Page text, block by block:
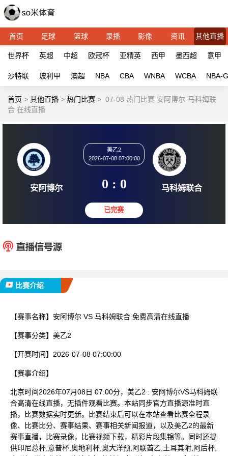
首页 足球 篮球 录播 影像 资讯 其他直播
世界杯 英超 中超 欧冠杯 亚精英 西甲 墨西超 意甲
沙特联 玻利甲 澳超 NBA CBA WNBA WCBA NBA-G
首页 > 其他直播 > 热门比赛 > 07-08 热门比赛 安阿博尔-马科姆联
合 在线直播
2026-07-08 07:00:00
0 : 0
比赛介绍
【赛事名称】 安阿博尔 VS 马科姆联合 免费高清在线直播
【赛事分类】 美乙2
【开赛时间】 2026-07-08 07:00:00
【赛事介绍】
北京时间2026年07月08日 07:00分，美乙2 : 安阿博尔VS马科姆联
合高清在线直播，无插件观看比赛。本站同步官方直播源准时直
播，比赛数据实时更新。比赛结束后可以在本站查看比赛全程录
像、比赛比分、赛事结果、赛事相关新闻报道，以及美乙2的最新
赛事直播，比赛录像，比赛视频下载，精彩片段集锦等。同时还提
供印尼总杯,意普杯,奥地利杯,奥大洋预,阿联酋乙,土耳其附,阿后杯,